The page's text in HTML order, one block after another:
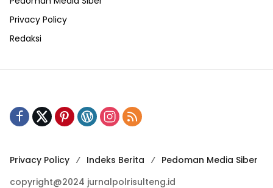
Privacy Policy
Redaksi
Privacy Policy Indeks Berita
Pedoman Media Siber
copyright@2024 jurnalpolrisulteng.id